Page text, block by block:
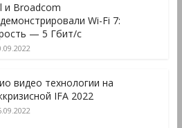
и Broadcom
Wi-Fi 7:
— 5 Гбит/с
видео технологии на
IFA 2022